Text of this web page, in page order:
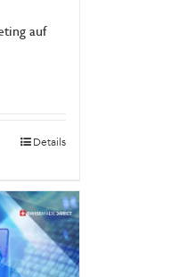
auf
Details